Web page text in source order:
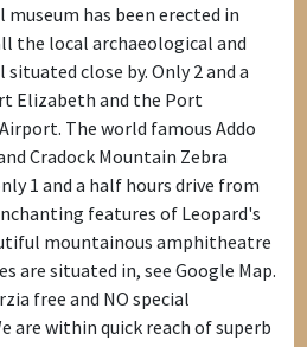
has been erected in
the local archaeological and
close by. Only 2 and a
Elizabeth and the Port
The world famous Addo
Cradock Mountain Zebra
1 and a half hours drive from
features of Leopard's
mountainous amphitheatre
are situated in, see Google Map.
free and NO special
are within quick reach of superb